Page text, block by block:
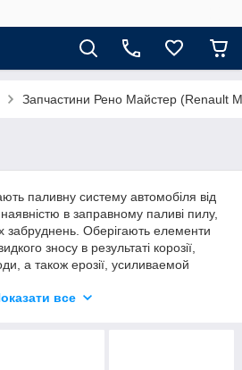
Запчастини Рено Майстер (Renault
паливну систему автомобіля від
в заправному паливі пилу,
забруднень. Оберігають елементи
зносу в результаті корозії,
а також ерозії, усиливаемой
паливний фільтр пам'ятайте про
все